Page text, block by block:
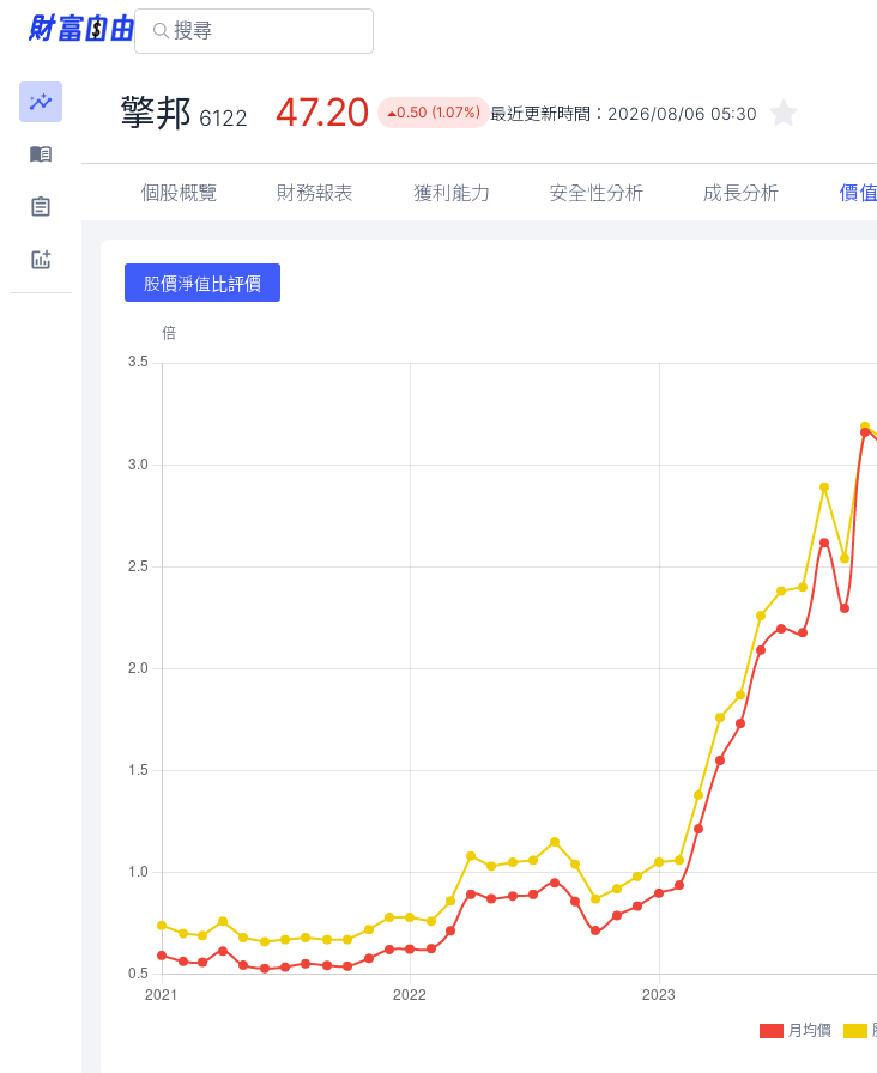
擎邦 6122 47.20 0.50 (1.07%) 最近更新時間： 2026/08/06 05:30
個股概覽 財務報表 獲利能力 安全性分析 成長分析 價
股價淨值比評價
月均價